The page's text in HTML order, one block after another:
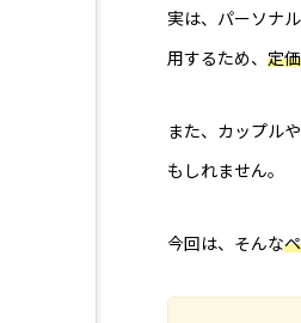
実は、パーソナル
用するため、 定
また、カップル
もしれません。
今回は、そんな